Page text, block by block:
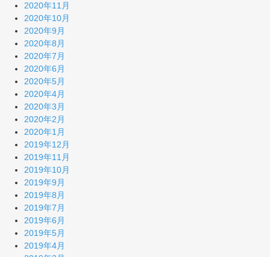
2020年11月
2020年10月
2020年9月
2020年8月
2020年7月
2020年6月
2020年5月
2020年4月
2020年3月
2020年2月
2020年1月
2019年12月
2019年11月
2019年10月
2019年9月
2019年8月
2019年7月
2019年6月
2019年5月
2019年4月